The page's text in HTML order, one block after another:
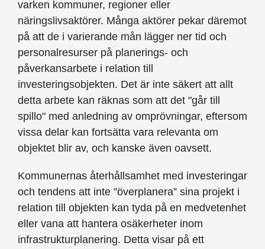
varken kommuner, regioner eller
näringslivsaktörer. Många aktörer pekar däremot
på att de i varierande mån lägger ner tid och
personalresurser på planerings- och
påverkansarbete i relation till
investeringsobjekten. Det är inte säkert att allt
detta arbete kan räknas som att det "går till
spillo" med anledning av omprövningar, eftersom
vissa delar kan fortsätta vara relevanta om
objektet blir av, och kanske även oavsett.
Kommunernas återhållsamhet med investeringar
och tendens att inte ”överplanera” sina projekt i
relation till objekten kan tyda på en medvetenhet
eller vana att hantera osäkerheter inom
infrastrukturplanering. Detta visar på ett